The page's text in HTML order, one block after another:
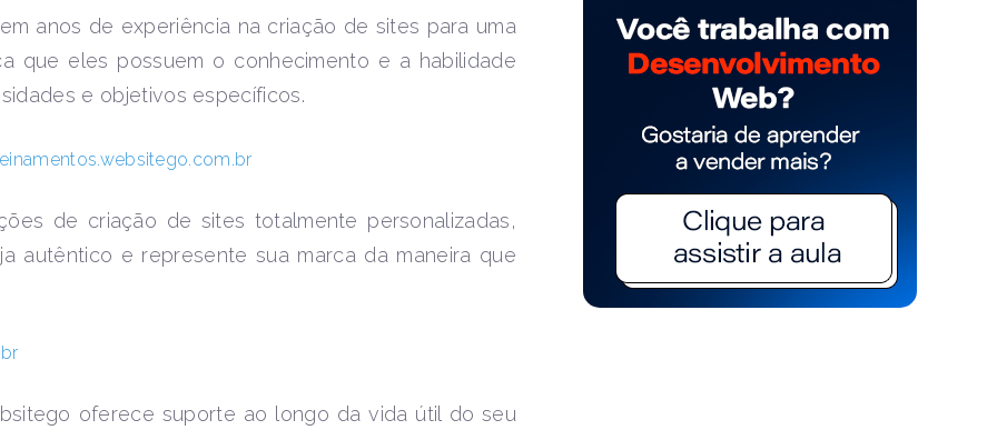
anos de experiência na criação de sites para uma
que eles possuem o conhecimento e a habilidade
e objetivos específicos.
de criação de sites totalmente personalizadas,
autêntico e represente sua marca da maneira que
oferece suporte ao longo da vida útil do seu